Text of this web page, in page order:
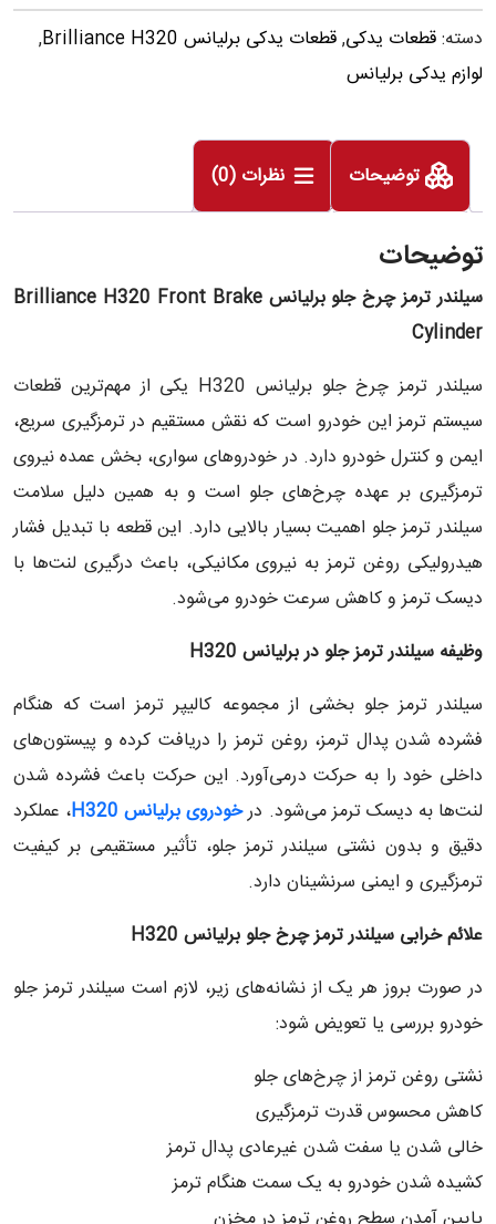
دسته:قطعات یدکی,قطعات یدکی برلیانس Brilliance H320
,
لوازم یدکی برلیانس
توضیحات نظرات (0)
توضیحات
سیلندر ترمز چرخ جلو برلیانس Brilliance H320 Front Brake
Cylinder
سیلندر ترمز چرخ جلو برلیانس H320 یکی از مهم‌ترین قطعات
سیستم ترمز این خودرو است که نقش مستقیم در ترمزگیری سریع،
ایمن و کنترل خودرو دارد. در خودروهای سواری، بخش عمده نیروی
ترمزگیری بر عهده چرخ‌های جلو است و به همین دلیل سلامت
سیلندر ترمز جلو اهمیت بسیار بالایی دارد. این قطعه با تبدیل فشار
هیدرولیکی روغن ترمز به نیروی مکانیکی، باعث درگیری لنت‌ها با
دیسک ترمز و کاهش سرعت خودرو می‌شود.
وظیفه سیلندر ترمز جلو در برلیانس
سیلندر ترمز جلو بخشی از مجموعه کالیپر ترمز است که هنگام
فشرده شدن پدال ترمز، روغن ترمز را دریافت کرده و پیستون‌های
داخلی خود را به حرکت درمی‌آورد. این حرکت باعث فشرده شدن
لنت‌ها به دیسک ترمز می‌شود. درخودروی برلیانس H320
، عملکرد
دقیق و بدون نشتی سیلندر ترمز جلو، تأثیر مستقیمی بر کیفیت
ترمزگیری و ایمنی سرنشینان دارد.
علائم خرابی سیلندر ترمز چرخ جلو برلیانس
در صورت بروز هر یک از نشانه‌های زیر، لازم است سیلندر ترمز جلو
خودرو بررسی یا تعویض شود:
نشتی روغن ترمز از چرخ‌های جلو
کاهش محسوس قدرت ترمزگیری
خالی شدن یا سفت شدن غیرعادی پدال ترمز
کشیده شدن خودرو به یک سمت هنگام ترمز